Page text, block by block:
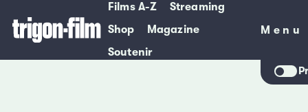
Films A-Z
Streaming
Shop
Magazine
Soutenir
Menu
Menu